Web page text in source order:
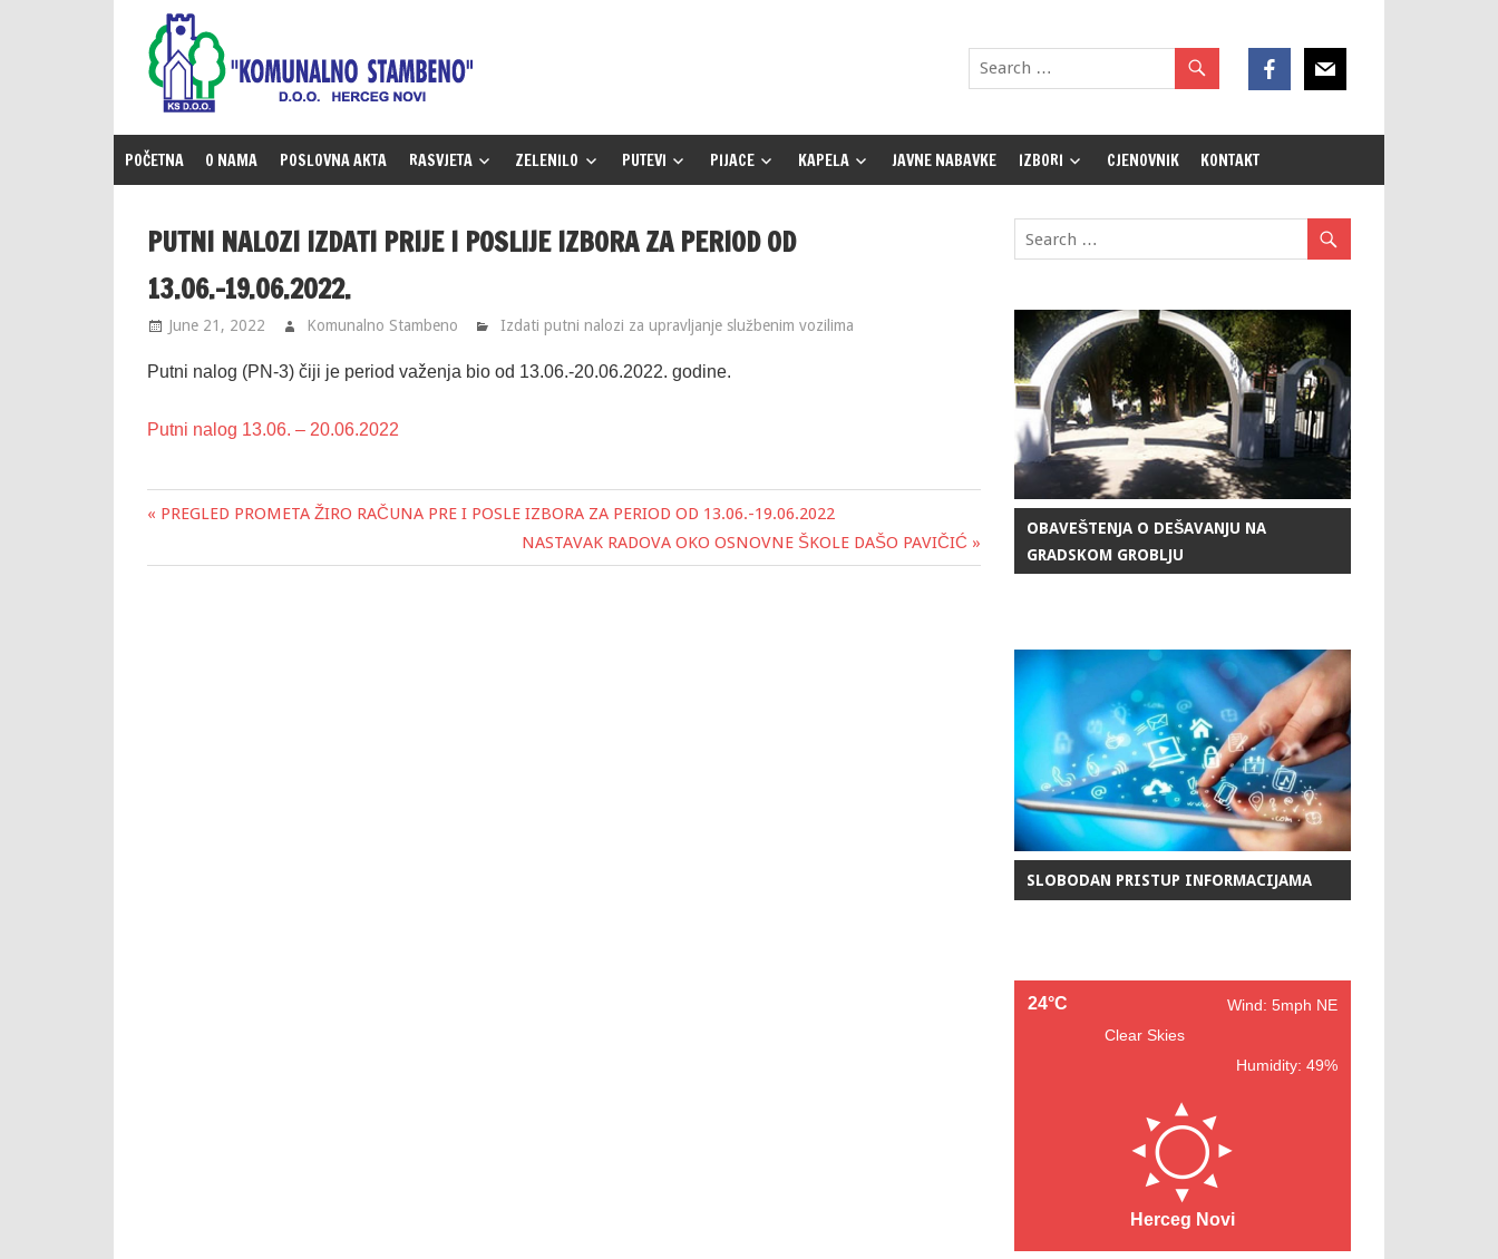
content
POČETNA O NAMA POSLOVNA AKTA RASVJETA ZELENILO PUTEVI PIJACE KAPELA JAVNE NABAVKE IZBORI CJENOVNIK KONTAKT
PUTNI NALOZI IZDATI PRIJE I POSLIJE IZBORA ZA PERIOD OD
13.06.-19.06.2022.
June 21, 2022 Komunalno Stambeno Izdati putni nalozi za upravljanje službenim vozilima
Putni nalog (PN-3) čiji je period važenja bio od 13.06.-20.06.2022. godine.
Putni nalog 13.06. – 20.06.2022
Post
navigation
« PREGLED PROMETA ŽIRO RAČUNA PRE I POSLE IZBORA ZA PERIOD OD 13.06.-19.06.2022
NASTAVAK RADOVA OKO OSNOVNE ŠKOLE DAŠO PAVIČIĆ »
OBAVEŠTENJA O DEŠAVANJU NA
GRADSKOM GROBLJU
SLOBODAN PRISTUP INFORMACIJAMA
24°C
Wind: 5mph NE
Clear Skies
Humidity: 49%
Herceg Novi